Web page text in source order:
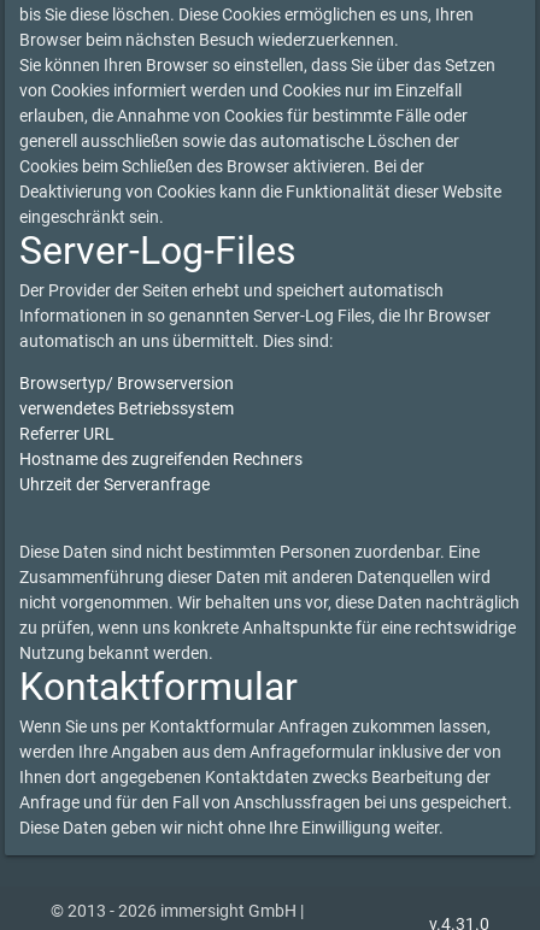
bis Sie diese löschen. Diese Cookies ermöglichen es uns, Ihren
Browser beim nächsten Besuch wiederzuerkennen.
Sie können Ihren Browser so einstellen, dass Sie über das Setzen
von Cookies informiert werden und Cookies nur im Einzelfall
erlauben, die Annahme von Cookies für bestimmte Fälle oder
generell ausschließen sowie das automatische Löschen der
Cookies beim Schließen des Browser aktivieren. Bei der
Deaktivierung von Cookies kann die Funktionalität dieser Website
eingeschränkt sein.
Server-Log-Files
Der Provider der Seiten erhebt und speichert automatisch
Informationen in so genannten Server-Log Files, die Ihr Browser
automatisch an uns übermittelt. Dies sind:
Browsertyp/ Browserversion
verwendetes Betriebssystem
Referrer URL
Hostname des zugreifenden Rechners
Uhrzeit der Serveranfrage
Diese Daten sind nicht bestimmten Personen zuordenbar. Eine
Zusammenführung dieser Daten mit anderen Datenquellen wird
nicht vorgenommen. Wir behalten uns vor, diese Daten nachträglich
zu prüfen, wenn uns konkrete Anhaltspunkte für eine rechtswidrige
Nutzung bekannt werden.
Kontaktformular
Wenn Sie uns per Kontaktformular Anfragen zukommen lassen,
werden Ihre Angaben aus dem Anfrageformular inklusive der von
Ihnen dort angegebenen Kontaktdaten zwecks Bearbeitung der
Anfrage und für den Fall von Anschlussfragen bei uns gespeichert.
Diese Daten geben wir nicht ohne Ihre Einwilligung weiter.
© 2013 - 2026 immersight GmbH |
v.4.31.0